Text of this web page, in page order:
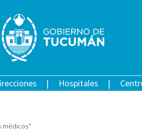
Hospitales
médicos"